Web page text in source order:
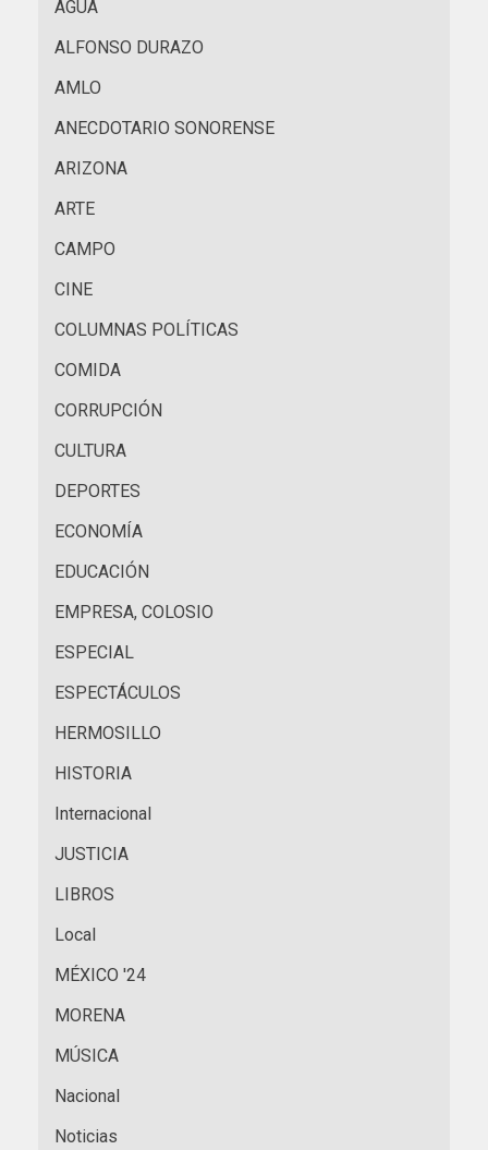
AGUA
ALFONSO DURAZO
AMLO
ANECDOTARIO SONORENSE
ARIZONA
ARTE
CAMPO
CINE
COLUMNAS POLÍTICAS
COMIDA
CORRUPCIÓN
CULTURA
DEPORTES
ECONOMÍA
EDUCACIÓN
EMPRESA, COLOSIO
ESPECIAL
ESPECTÁCULOS
HERMOSILLO
HISTORIA
Internacional
JUSTICIA
LIBROS
Local
MÉXICO '24
MORENA
MÚSICA
Nacional
Noticias